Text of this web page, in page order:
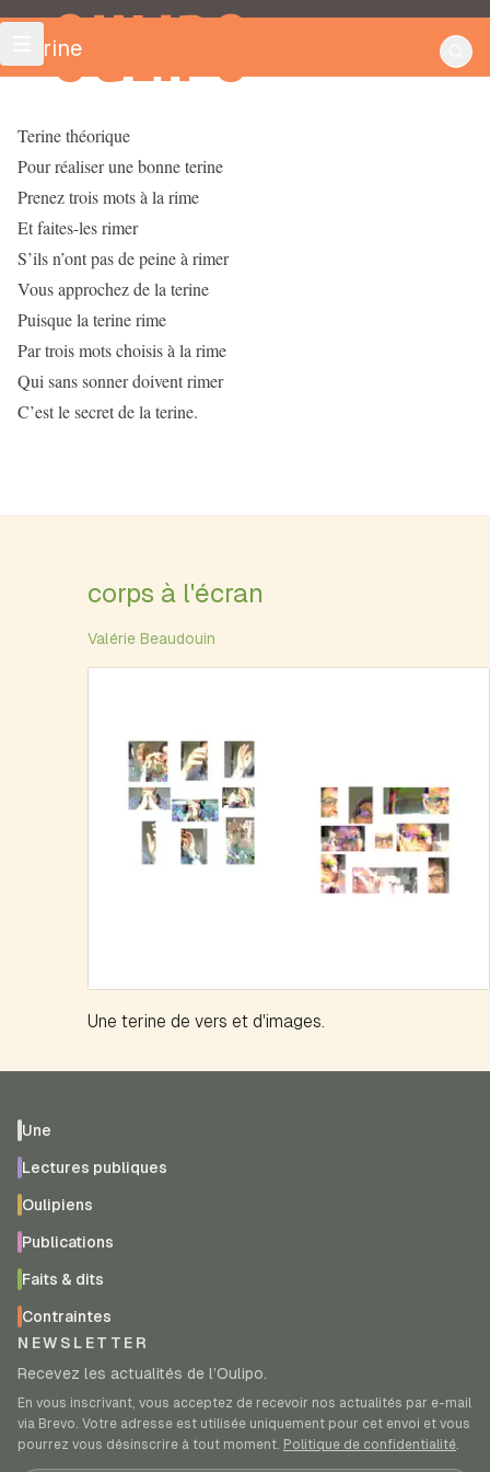
OULIPO
Terine
Terine théorique
Pour réaliser une bonne terine
Prenez trois mots à la rime
Et faites-les rimer
S’ils n’ont pas de peine à rimer
Vous approchez de la terine
Puisque la terine rime
Par trois mots choisis à la rime
Qui sans sonner doivent rimer
C’est le secret de la terine.
corps à l'écran
Valérie Beaudouin
Une terine de vers et d'images.
Une
Lectures publiques
Oulipiens
Publications
Faits & dits
Contraintes
NEWSLETTER
Recevez les actualités de l’Oulipo.
En vous inscrivant, vous acceptez de recevoir nos actualités par e-mail
via Brevo. Votre adresse est utilisée uniquement pour cet envoi et vous
pourrez vous désinscrire à tout moment. Politique de confidentialité